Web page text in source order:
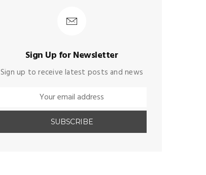
Sign Up for Newsletter
Sign up to receive latest posts and news